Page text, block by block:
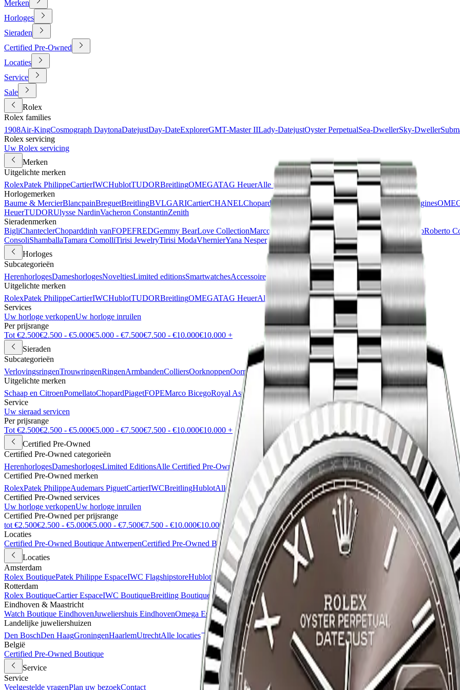
Merken
Horloges
Sieraden
Certified Pre-Owned
Locaties
Service
Sale
Rolex
Rolex families
1908Air-KingCosmograph DaytonaDatejustDay-DateExplorerGMT-Master IILady-DatejustOyster PerpetualSea-DwellerSky-Dweller
Rolex servicing
Uw Rolex servicing
Merken
Uitgelichte merken
RolexPatek PhilippeCartierIWCHublotTUDORBreitlingOMEGATAG HeuerAlle merken
Horlogemerken
Baume & MercierBlancpainBreguetBreitlingBVLGARICartierCHANELChopard Grand SeikoHublotIWCJaeger-LeCoultre Longines
HeuerTUDORUlysse NardinVacheron ConstantinZenith
Sieradenmerken
BigliChanteclerChoparddinh vanFOPEFREDGemmy BearLove CollectionMarco Bicego MessikaPasquale BruniPiaget PomellatoRoberto
ConsoliShamballaTamara ComolliTirisi JewelryTirisi ModaVhernierYana Nesper
Horloges
Subcategorieën
HerenhorlogesDameshorlogesNoveltiesLimited editionsSmartwatchesAccessoires
Uitgelichte merken
RolexPatek PhilippeCartierIWCHublotTUDORBreitlingOMEGATAG HeuerAlle merken
Services
Uw horloge verkopenUw horloge inruilen
Per prijsrange
Tot €2.500€2.500 - €5.000€5.000 - €7.500€7.500 - €10.000€10.000 +
Sieraden
Subcategorieën
VerlovingsringenTrouwringenRingenArmbandenColliersOorknoppenOorringen OorhangersHangers Accessoires
Alle sieraden
Uitgelichte merken
Schaap en CitroenPomellatoChopardPiagetFOPEMarco BicegoRoyal Asscher MessikaVhernier FREDAlle merken
Service
Uw sieraad servicen
Per prijsrange
Tot €2.500€2.500 - €5.000€5.000 - €7.500€7.500 - €10.000€10.000 +
Certified Pre-Owned
Certified Pre-Owned categorieën
HerenhorlogesDameshorlogesLimited EditionsAlle Certified Pre-Owned horloges
Certified Pre-Owned merken
RolexPatek PhilippeAudemars PiguetCartierIWCBreitlingHublotAlle Certified Pre-Owned merken
Certified Pre-Owned services
Uw horloge verkopenUw horloge inruilen
Certified Pre-Owned per prijsrange
tot €2.500€2.500 - €5.000€5.000 - €7.500€7.500 - €10.000€10.000 +
Locaties
Certified Pre-Owned Boutique AntwerpenCertified Pre-Owned Boutique Rotterdam
Locaties
Amsterdam
Rolex BoutiquePatek Philippe EspaceIWC FlagshipstoreHublot Boutique Panerai Boutique Vacheron Constantin
Rotterdam
Rolex BoutiqueCartier EspaceIWC BoutiqueBreitling BoutiqueCertified Pre-Owned Boutique
Juweliershuis Rotterdam
Eindhoven & Maastricht
Watch Boutique EindhovenJuweliershuis EindhovenOmega Espace Maastricht
Juweliershuis Maastricht
Landelijke juweliershuizen
Den BoschDen HaagGroningenHaarlemUtrechtAlle locaties
België
Certified Pre-Owned Boutique
Service
Service
Veelgestelde vragenPlan uw bezoekContact